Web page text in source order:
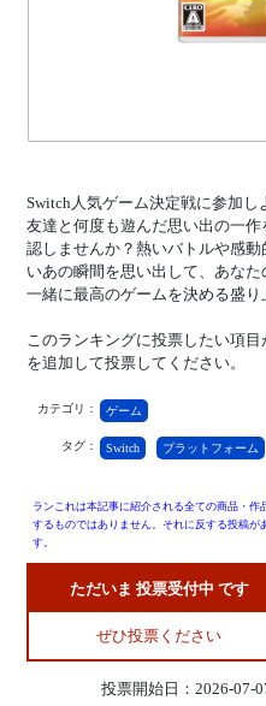
Switch人気ゲーム決定戦に参加し
友達と何度も遊んだ思い出の一
認しませんか？熱いバトルや感
いあの瞬間を思い出して、あな
一緒に最高のゲームを決める盛り
このランキングに投票したい項
を追加して投票してください。
カテゴリ： ゲーム
タグ： Switch プラットフォーム
ランこれは本記事に紹介される全ての商品・
するものではありません。それに反する投稿が
す。
ただいま 投票受付中 です
ぜひ投票ください
投票開始日：2026-07-